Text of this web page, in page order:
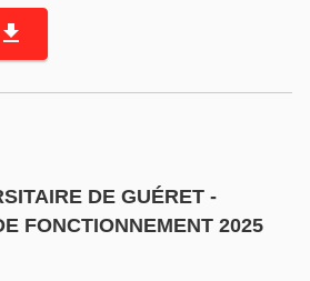
DE GUÉRET -
FONCTIONNEMENT 2025